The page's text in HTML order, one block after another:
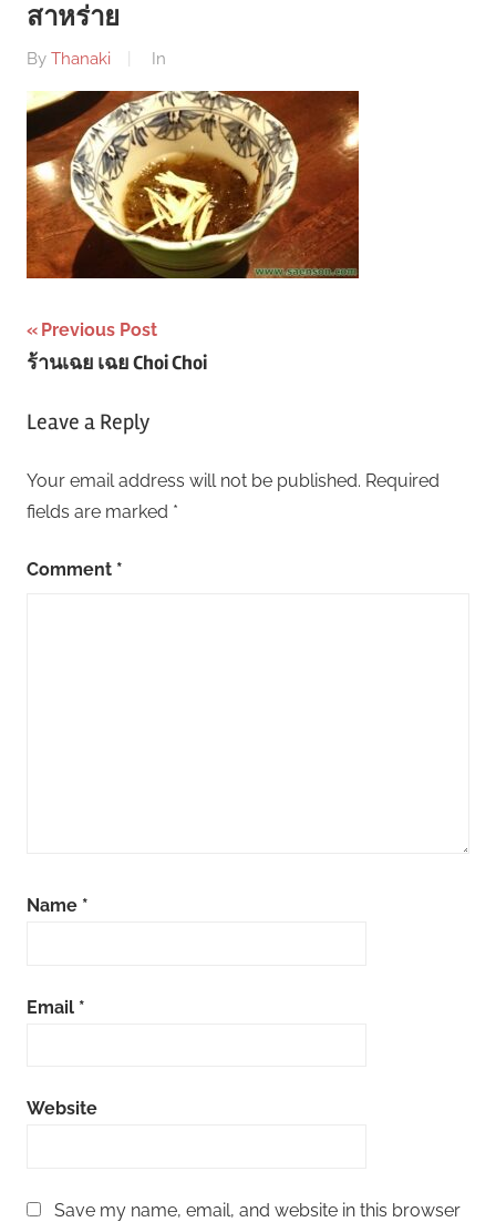
สาหร่าย
By Thanaki In
Post
navigation
Previous Post
ร้านเฉย เฉย Choi Choi
Leave a Reply
Your email address will not be published. Required
fields are marked *
Comment *
Name *
Email *
Website
Save my name, email, and website in this browser